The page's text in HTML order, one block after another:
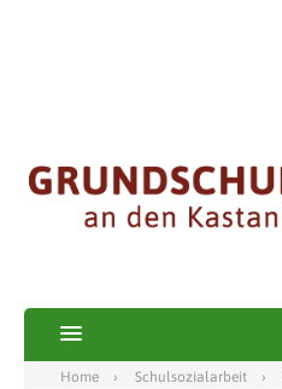
Home Schulsozialarbeit